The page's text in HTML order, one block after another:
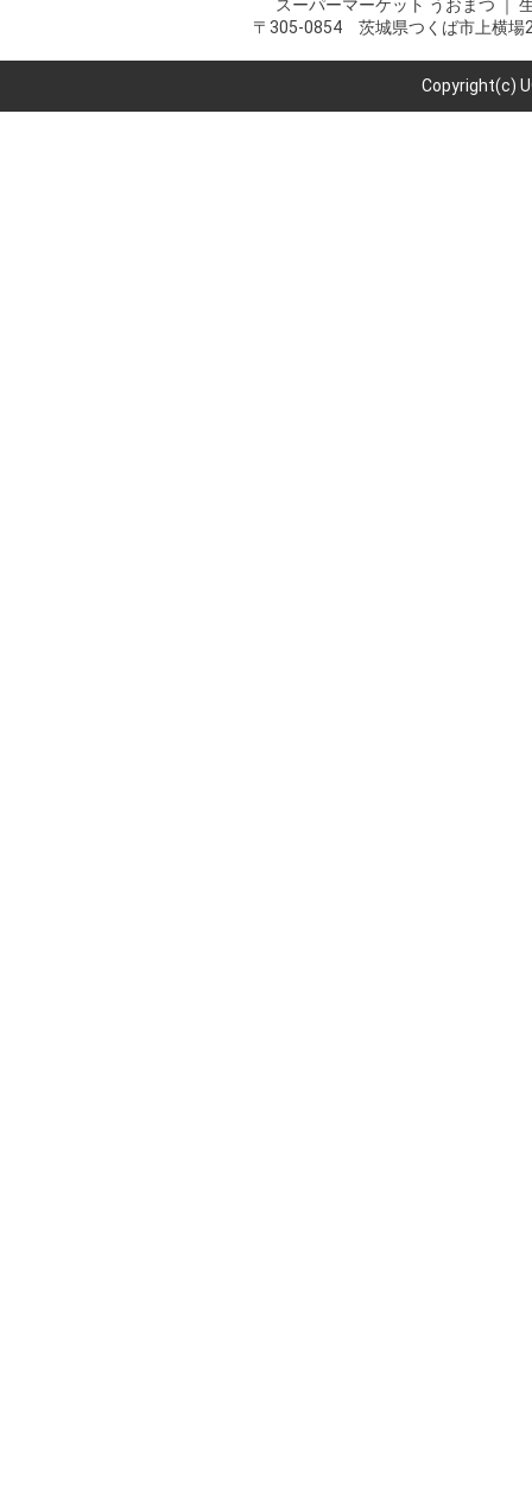
スーパーマーケット うおま
〒305-0854 茨城県つくば市上
Copyright(c)